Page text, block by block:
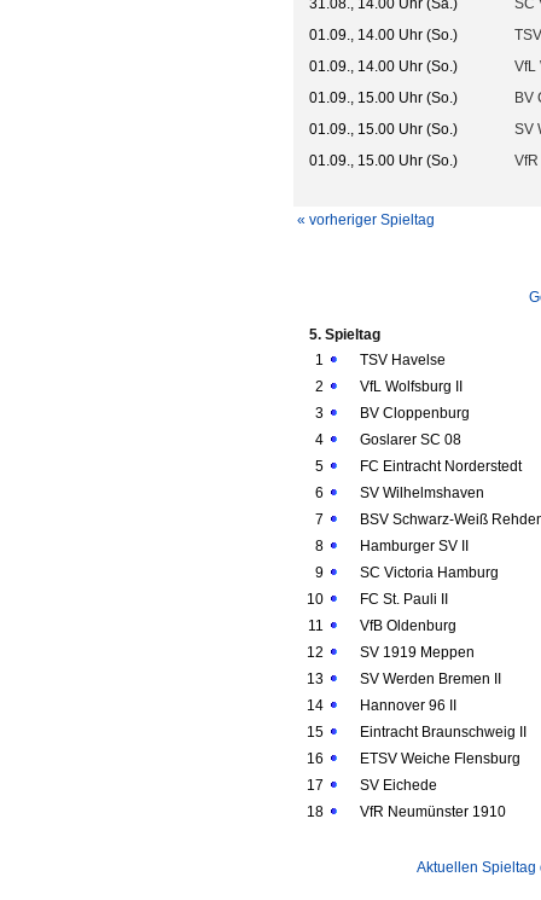
31.08., 14.00 Uhr (Sa.)
SC
01.09., 14.00 Uhr (So.)
01.09., 14.00 Uhr (So.)
VfL
01.09., 15.00 Uhr (So.)
BV
01.09., 15.00 Uhr (So.)
SV
01.09., 15.00 Uhr (So.)
« vorheriger Spieltag
5. Spieltag
1
TSV Havelse
2
VfL Wolfsburg II
3
BV Cloppenburg
4
Goslarer SC 08
5
FC Eintracht Norderstedt
6
SV Wilhelmshaven
7
BSV Schwarz-Weiß
8
Hamburger SV II
9
SC Victoria Hamburg
10
FC St. Pauli II
11
VfB Oldenburg
12
SV 1919 Meppen
13
SV Werden Bremen II
14
Hannover 96 II
15
Eintracht Braunschweig II
16
ETSV Weiche Flensburg
17
SV Eichede
18
VfR Neumünster 1910
Aktuellen Spieltag